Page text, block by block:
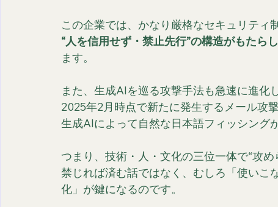
この企業では、かなり厳格なセキュリティ
“人を信用せず・禁止先行”の構造がもたら
ます。
また、生成AIを巡る攻撃手法も急速に進化
2025年2月時点で新たに発生するメール攻
生成AIによって自然な日本語フィッシング
つまり、技術・人・文化の三位一体で“攻め
禁じれば済む話ではなく、むしろ「使いこ
化」が鍵になるのです。